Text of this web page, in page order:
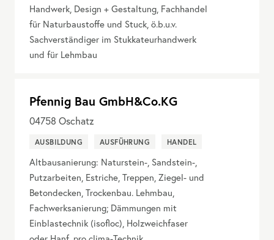
Handwerk, Design + Gestaltung, Fachhandel
für Naturbaustoffe und Stuck, ö.b.u.v.
Sachverständiger im Stukkateurhandwerk
und für Lehmbau
Pfennig Bau GmbH&Co.KG
04758 Oschatz
AUSBILDUNG AUSFÜHRUNG HANDEL
Altbausanierung: Naturstein-, Sandstein-,
Putzarbeiten, Estriche, Treppen, Ziegel- und
Betondecken, Trockenbau. Lehmbau,
Fachwerksanierung; Dämmungen mit
Einblastechnik (isofloc), Holzweichfaser